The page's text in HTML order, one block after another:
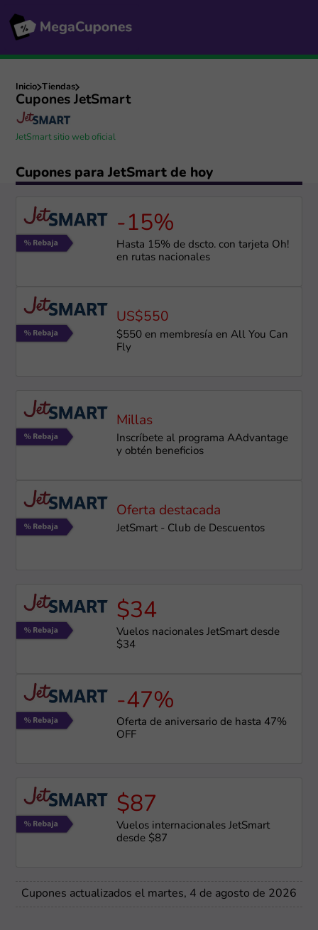
Inicio Tiendas
Cupones JetSmart
JetSmart sitio web oficial
Cupones para JetSmart de hoy
-15%
Hasta 15% de dscto. con tarjeta Oh!
en rutas nacionales
US$550
$550 en membresía en All You Can
Fly
Millas
Inscríbete al programa AAdvantage
y obtén beneficios
Oferta destacada
JetSmart - Club de Descuentos
$34
Vuelos nacionales JetSmart desde
$34
-47%
Oferta de aniversario de hasta 47%
OFF
$87
Vuelos internacionales JetSmart
desde $87
Cupones actualizados el martes, 4 de agosto de 2026